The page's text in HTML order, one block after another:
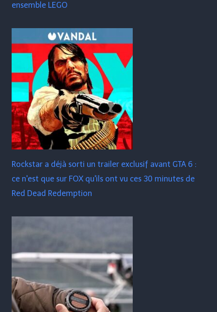
ensemble LEGO
Rockstar a déjà sorti un trailer exclusif avant GTA 6 :
ce n'est que sur FOX qu'ils ont vu ces 30 minutes de
Red Dead Redemption